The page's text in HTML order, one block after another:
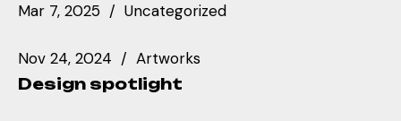
Mar 7, 2025 Uncategorized
Nov 24, 2024 Artworks
Design spotlight